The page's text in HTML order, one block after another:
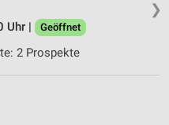
❯
Uhr |
Geöffnet
2 Prospekte
Angebote